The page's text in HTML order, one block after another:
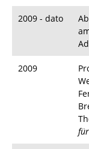
2009 - dato
2009